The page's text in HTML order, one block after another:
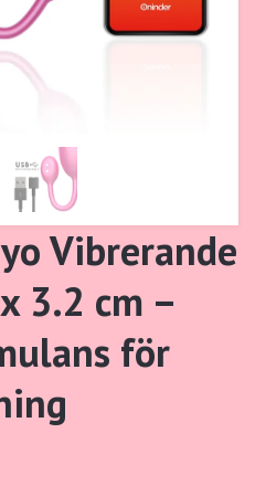
Vibrerande
3.2 cm –
för